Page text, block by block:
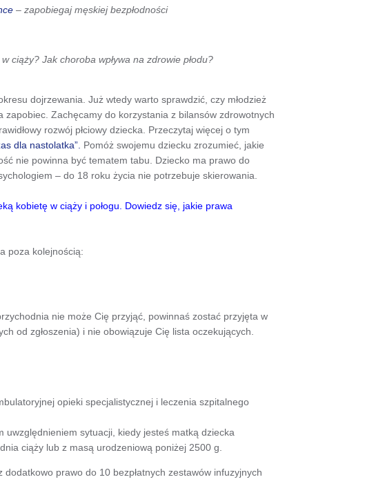
– zapobiegaj męskiej bezpłodności
ciąży? Jak choroba wpływa na zdrowie płodu?
dojrzewania. Już wtedy warto sprawdzić, czy młodzież
zapobiec. Zachęcamy do korzystania z bilansów zdrowotnych
rozwój płciowy dziecka. Przeczytaj więcej o tym
dla nastolatka”. Pomóż swojemu dziecku zrozumieć, jakie
nie powinna być tematem tabu. Dziecko ma prawo do
– do 18 roku życia nie potrzebuje skierowania.
kobietę w ciąży i połogu. Dowiedz się, jakie prawa
poza kolejnością:
nie może Cię przyjąć, powinnaś zostać przyjęta w
od zgłoszenia) i nie obowiązuje Cię lista oczekujących.
opieki specjalistycznej i leczenia szpitalnego
uwzględnieniem sytuacji, kiedy jesteś matką dziecka
ciąży lub z masą urodzeniową poniżej 2500 g.
prawo do 10 bezpłatnych zestawów infuzyjnych